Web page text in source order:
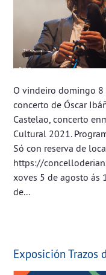
O vindeiro domingo 8
concerto de Óscar
Castelao, concerto
Cultural 2021.
Só con reserva de
https://
xoves 5 de agosto ás
de...
Exposición Trazos